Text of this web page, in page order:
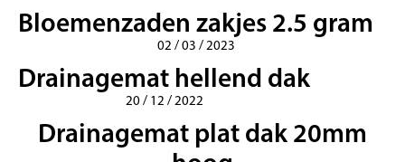
Bloemenzaden zakjes 2.5 gram
02 / 03 / 2023
Drainagemat hellend dak
20 / 12 / 2022
Drainagemat plat dak 20mm